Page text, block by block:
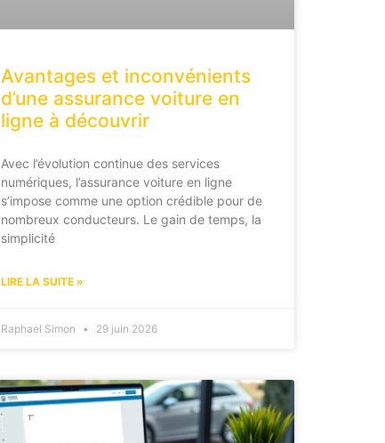
Avantages et inconvénients
d’une assurance voiture en
ligne à découvrir
Avec l’évolution continue des services
numériques, l’assurance voiture en ligne
s’impose comme une option crédible pour de
nombreux conducteurs. Le gain de temps, la
simplicité
LIRE LA SUITE »
Raphael Simon 29 juin 2026